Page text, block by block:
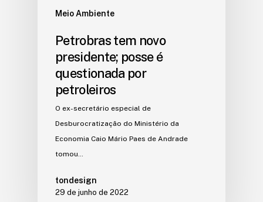
Meio Ambiente
Petrobras tem novo
presidente; posse é
questionada por
petroleiros
O ex-secretário especial de
Desburocratização do Ministério da
Economia Caio Mário Paes de Andrade
tomou…
tondesign
29 de junho de 2022